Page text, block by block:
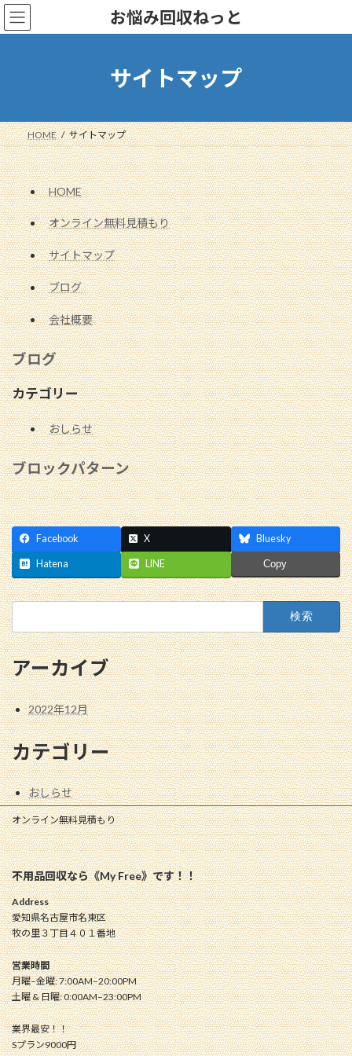
コ
ン
ッ
プ
ナ
ビ
移
動
お悩み回収ねっと
サイトマップ
HOME サイトマップ
HOME
オンライン無料見積もり
サイトマップ
ブログ
会社概要
ブログ
カテゴリー
おしらせ
ブロックパターン
Facebook X Bluesky
Hatena LINE Copy
検
索:
アーカイブ
2022年12月
カテゴリー
おしらせ
オンライン無料見積もり
不用品回収なら《My Free》です！！
Address
愛知県名古屋市名東区
牧の里３丁目４０１番地
営業時間
月曜–金曜: 7:00AM–20:00PM
土曜 & 日曜: 0:00AM–23:00PM
業界最安！！
Sプラン9000円